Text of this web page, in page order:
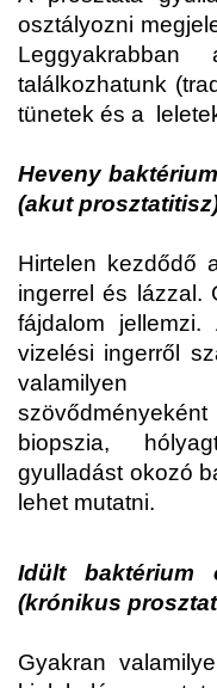
osztályozni
Leggyakrabban
találkozhatunk
tünetek és a
Heveny
(akut
Hirtelen kezdődő
ingerrel és lázzal.
fájdalom
vizelési ingerről
valamilyen
biopszia,
gyulladást okozó
lehet mutatni.
Idült baktérium
(krónikus
Gyakran